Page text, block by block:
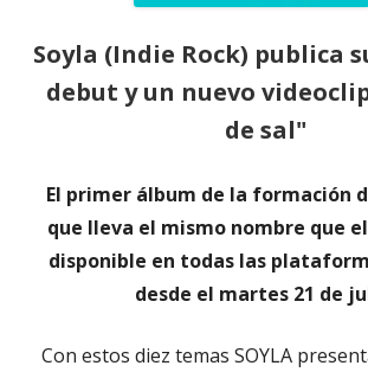
Soyla (Indie Rock) publica
debut y un nuevo
de sal"
El primer álbum de la formación
que lleva el mismo nombre que
disponible en todas las
desde el martes 21 de
Con estos diez temas SOYLA